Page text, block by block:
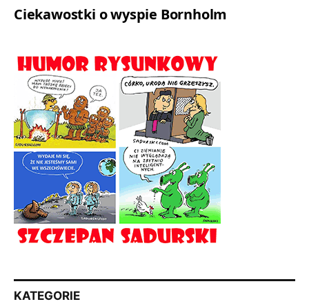
Ciekawostki o wyspie Bornholm
KATEGORIE